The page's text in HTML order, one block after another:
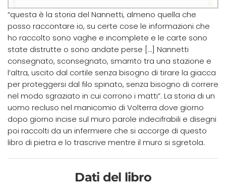
“questa è la storia del Nannetti, almeno quella che
posso raccontare io, su certe cose le informazioni che
ho raccolto sono vaghe e incomplete e le carte sono
state distrutte o sono andate perse […] Nannetti
consegnato, sconsegnato, smarrito tra una stazione e
l’altra, uscito dal cortile senza bisogno di tirare la giacca
per proteggersi dal filo spinato, senza bisogno di correre
nel modo sgraziato in cui corrono i matti”. La storia di un
uomo recluso nel manicomio di Volterra dove giorno
dopo giorno incise sul muro parole indecifrabili e disegni
poi raccolti da un infermiere che si accorge di questo
libro di pietra e lo trascrive mentre il muro si sgretola.
Dati del libro